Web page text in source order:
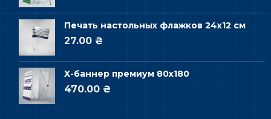
Печать настольных флажков 24х12 см
27.00 ₴
Х-баннер премиум 80х180
470.00 ₴